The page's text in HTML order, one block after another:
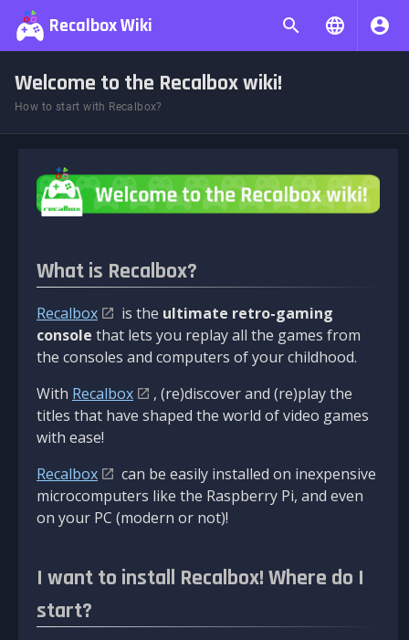
Recalbox Wiki
Welcome to the Recalbox wiki!
How to start with Recalbox?
What is Recalbox?
Recalbox is the ultimate retro-gaming
console that lets you replay all the games from
the consoles and computers of your childhood.
With Recalbox
, (re)discover and (re)play the
titles that have shaped the world of video games
with ease!
Recalbox
can be easily installed on inexpensive
microcomputers like the Raspberry Pi, and even
on your PC (modern or not)!
I want to install Recalbox! Where do I
start?